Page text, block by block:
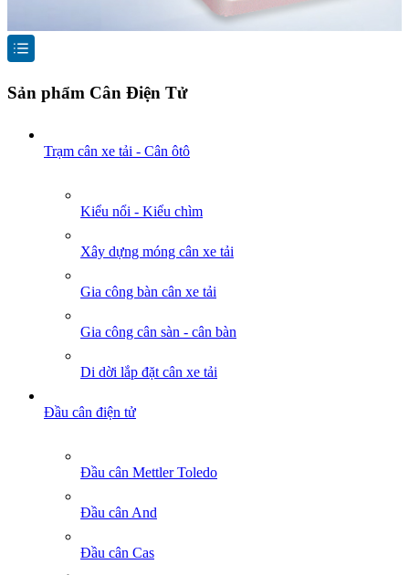
Sản phẩm Cân Điện Tử
Trạm cân xe tải - Cân ôtô
Kiểu nổi - Kiểu chìm
Xây dựng móng cân xe tải
Gia công bàn cân xe tải
Gia công cân sàn - cân bàn
Di dời lắp đặt cân xe tải
Đầu cân điện tử
Đầu cân Mettler Toledo
Đầu cân And
Đầu cân Cas